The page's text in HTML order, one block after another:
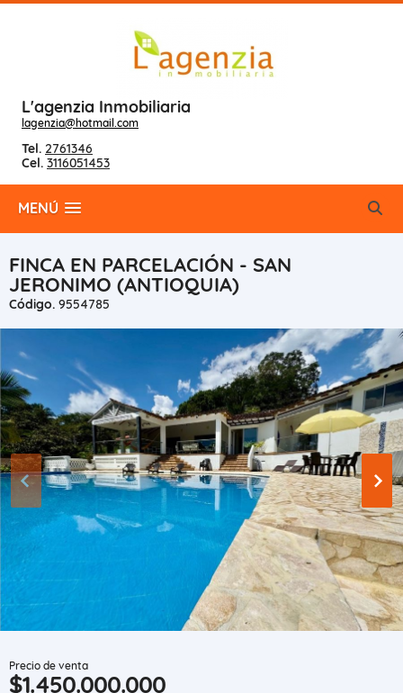
L'agenzia Inmobiliaria
lagenzia@hotmail.com
Tel. 2761346
Cel. 3116051453
MENÚ
FINCA EN PARCELACIÓN - SAN
JERONIMO (ANTIOQUIA)
Código. 9554785
Precio de venta
$1.450.000.000